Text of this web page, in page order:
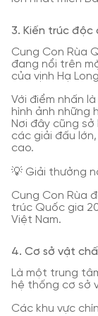
3. Kiến trúc
Cung Con Rùa
đang nổi trên
của vịnh Hạ
Với điểm nhấn
hình ảnh những
Nơi đây cũng
các giải đấu
cao.
💡 Giải thưởng
Cung Con Rùa
trúc Quốc gia
Việt Nam.
4. Cơ sở vật
Là một trung
hệ thống cơ sở
Các khu vực